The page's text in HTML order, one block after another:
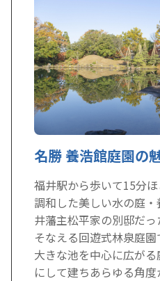
名勝 養浩館庭園の
福井駅から歩いて15分
調和した美しい水の庭
井藩主松平家の別邸だ
そなえる回遊式林泉庭園
大きな池を中心に広が
にして建ちあらゆる角